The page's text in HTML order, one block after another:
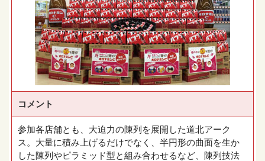
コメント
参加各店舗とも、大迫力の陳列を展開した道北アーク
ス。大量に積み上げるだけでなく、半円形の曲面を生か
した陳列やピラミッド型と組み合わせるなど、陳列技法